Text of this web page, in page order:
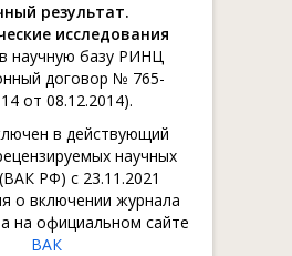
результат.
исследования
научную базу РИНЦ
договор № 765-
от 08.12.2014).
в действующий
научных
РФ) с 23.11.2021
о включении журнала
на официальном сайте
ВАК